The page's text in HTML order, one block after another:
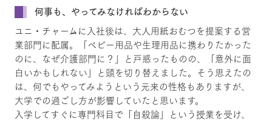
何事も、やってみなければわからない
ユニ・チャームに入社後は、大人用紙おむつを提案する営
業部門に配属。「ベビー用品や生理用品に携わりたかった
のに、なぜ介護部門に？」と戸惑ったものの、「意外に面
白いかもしれない」と頭を切り替えました。そう思えたの
は、何でもやってみようという元来の性格もありますが、
大学での過ごし方が影響していたと思います。
入学してすぐに専門科目で「自殺論」という授業を受け、